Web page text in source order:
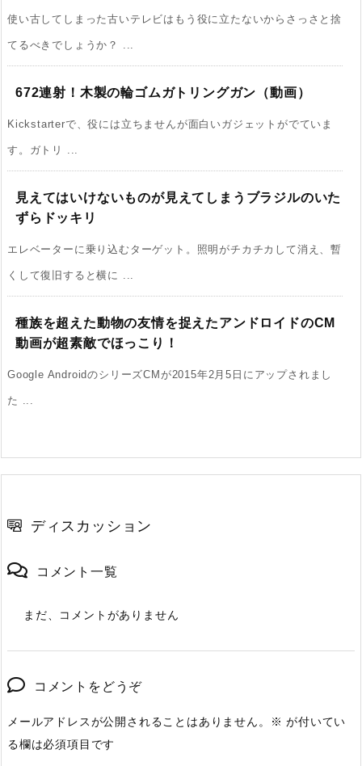
使い古してしまった古いテレビはもう役に立たないからさっさと捨
てるべきでしょうか？ ...
672連射！木製の輪ゴムガトリングガン（動画）
Kickstarterで、役には立ちませんが面白いガジェットがでていま
す。ガトリ ...
見えてはいけないものが見えてしまうブラジルのいた
ずらドッキリ
エレベーターに乗り込むターゲット。照明がチカチカして消え、暫
くして復旧すると横に ...
種族を超えた動物の友情を捉えたアンドロイドのCM
動画が超素敵でほっこり！
Google AndroidのシリーズCMが2015年2月5日にアップされまし
た ...
ディスカッション
コメント一覧
まだ、コメントがありません
コメントをどうぞ
メールアドレスが公開されることはありません。 ※ が付いてい
る欄は必須項目です